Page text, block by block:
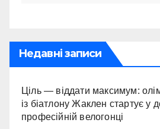
Недавні записи
Ціль — віддати максимум:
із біатлону Жаклен стартує у
професійній велогонці